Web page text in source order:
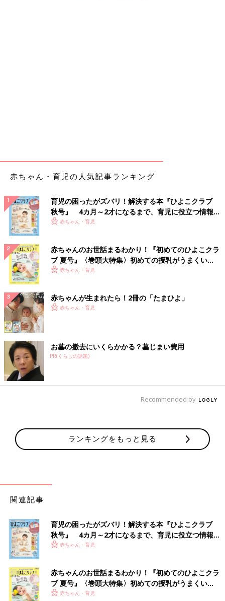
出典：Instagramアカウント「snapple1438」
snapple1438さんは「ディズニー・ビヨンド・タイム UT グラフ
ィックTシャツ」の大人用＆キッズと親子おそろいで購入。ミッ
キーのプリントが可愛くて思わずゲットしたんだそう。首や袖に
体形カバーも叶うなんて驚き！コットンオーバーサ
赤ちゃん・育児の人気記事ランキング
育児の困ったがズバリ！解決する本『ひよこクラブ
秋号』 4カ月～2才になるまで、育児に役立つ情報が
いっぱい！
赤ちゃん・育児
赤ちゃんのお世話まるわかり！『初めてのひよこクラ
ブ 夏号』〈巻頭大特集〉初めての授乳がうまくい
く！ おっぱい・ミルクの基本と夏のトラブル 解決テ
赤ちゃん・育児
赤ちゃんが生まれたら！2冊の「たまひよ」
赤ちゃん・育児
お墓の撤去にいくらかかる？墓じまい費用
PR(くらしの話題)
Recommended by
ランキングをもっと見る
関連記事
育児の困ったがズバリ！解決する本『ひよこクラブ
秋号』 4カ月～2才になるまで、育児に役立つ情報が
いっぱい！
赤ちゃん・育児
赤ちゃんのお世話まるわかり！『初めてのひよこクラ
ブ 夏号』〈巻頭大特集〉初めての授乳がうまくい
く！ おっぱい・ミルクの基本と夏のトラブル 解決テ
赤ちゃん・育児